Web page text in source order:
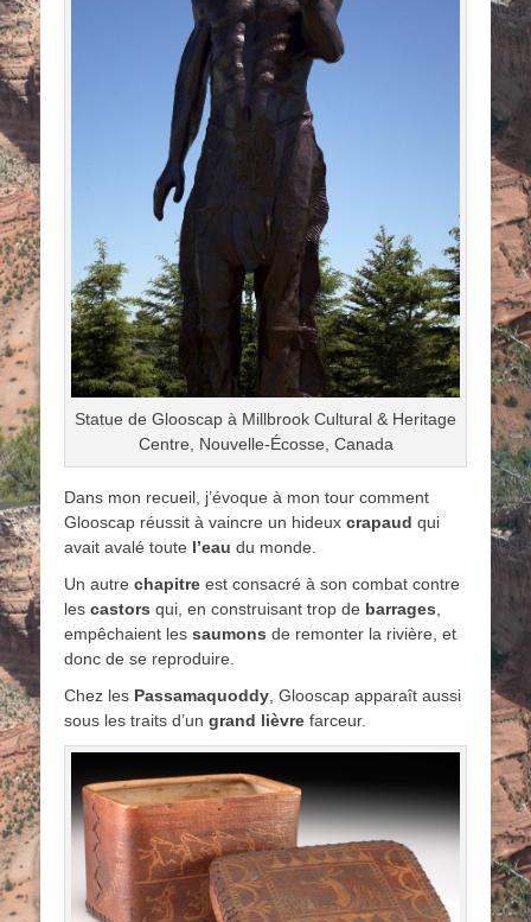
Statue de Glooscap à Millbrook Cultural & Heritage
Centre, Nouvelle-Écosse, Canada
Dans mon recueil, j’évoque à mon tour comment
Glooscap réussit à vaincre un hideux crapaud qui
avait avalé toute l’eau du monde.
Un autre chapitre est consacré à son combat contre
les castors qui, en construisant trop de barrages
empêchaient les saumons de remonter la rivière, et
donc de se reproduire.
Chez les Passamaquoddy , Glooscap apparaît aussi
sous les traits d’un grand lièvre farceur.